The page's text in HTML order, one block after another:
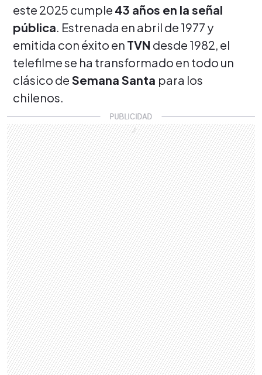
este 2025 cumple 43 años en la señal
pública. Estrenada en abril de 1977 y
emitida con éxito en TVN desde 1982, el
telefilme se ha transformado en todo un
clásico de Semana Santa para los
chilenos.